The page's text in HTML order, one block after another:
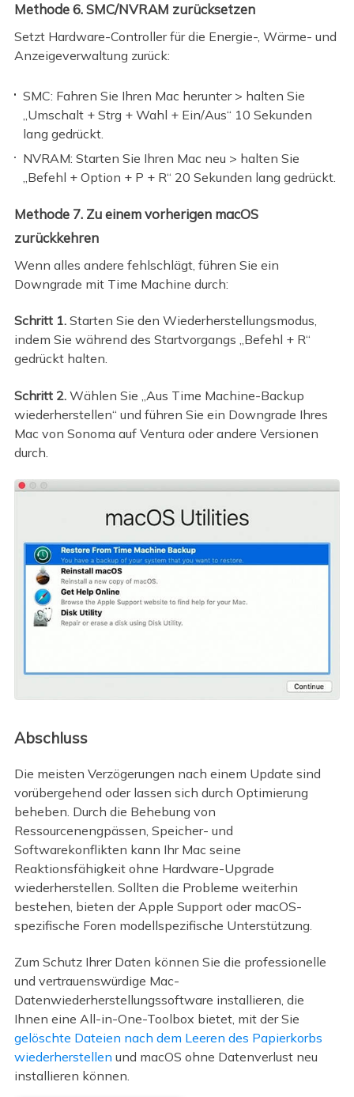
Methode 6. SMC/NVRAM zurücksetzen
Setzt Hardware-Controller für die Energie-, Wärme- und
Anzeigeverwaltung zurück:
SMC: Fahren Sie Ihren Mac herunter > halten Sie
„Umschalt + Strg + Wahl + Ein/Aus“ 10 Sekunden
lang gedrückt.
NVRAM: Starten Sie Ihren Mac neu > halten Sie
„Befehl + Option + P + R“ 20 Sekunden lang gedrückt.
Methode 7. Zu einem vorherigen macOS
zurückkehren
Wenn alles andere fehlschlägt, führen Sie ein
Downgrade mit Time Machine durch:
Schritt 1.Starten Sie den Wiederherstellungsmodus,
indem Sie während des Startvorgangs „Befehl + R“
gedrückt halten.
Schritt 2.Wählen Sie „Aus Time Machine-Backup
wiederherstellen“ und führen Sie ein Downgrade Ihres
Mac von Sonoma auf Ventura oder andere Versionen
durch.
Abschluss
Die meisten Verzögerungen nach einem Update sind
vorübergehend oder lassen sich durch Optimierung
beheben. Durch die Behebung von
Ressourcenengpässen, Speicher- und
Softwarekonflikten kann Ihr Mac seine
Reaktionsfähigkeit ohne Hardware-Upgrade
wiederherstellen. Sollten die Probleme weiterhin
bestehen, bieten der Apple Support oder macOS-
spezifische Foren modellspezifische Unterstützung.
Zum Schutz Ihrer Daten können Sie die professionelle
und vertrauenswürdige Mac-
Datenwiederherstellungssoftware installieren, die
Ihnen eine All-in-One-Toolbox bietet, mit der Sie
gelöschte Dateien nach dem Leeren des Papierkorbs
wiederherstellen und macOS ohne Datenverlust neu
installieren können.